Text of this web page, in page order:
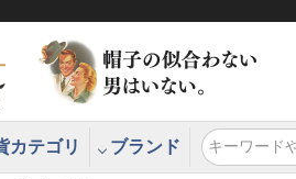
カテゴリ ブランド